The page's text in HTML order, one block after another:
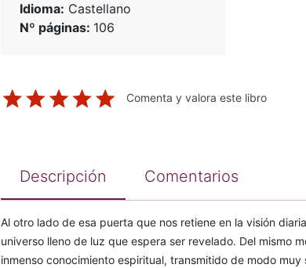
Idioma: Castellano
Nº páginas: 106
Comenta y valora este libro
Descripción Comentarios
Al otro lado de esa puerta que nos retiene en la visión
universo lleno de luz que espera ser revelado. Del mismo
inmenso conocimiento espiritual, transmitido de modo muy